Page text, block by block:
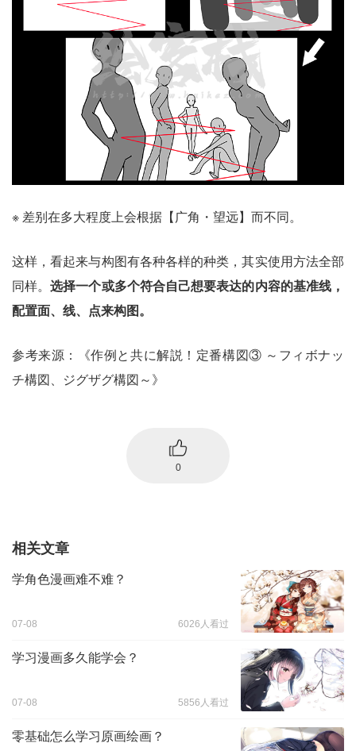
※ 差别在多大程度上会根据【广角・望远】而不同。
这样，看起来与构图有各种各样的种类，其实使用方法全部
同样。选择一个或多个符合自己想要表达的内容的基准线，
配置面、线、点来构图。
参考来源：《作例と共に解説！定番構図③ ～フィボナッ
チ構図、ジグザグ構図～》
0
相关文章
学角色漫画难不难？
07-08 6026人看过
学习漫画多久能学会？
07-08 5856人看过
零基础怎么学习原画绘画？